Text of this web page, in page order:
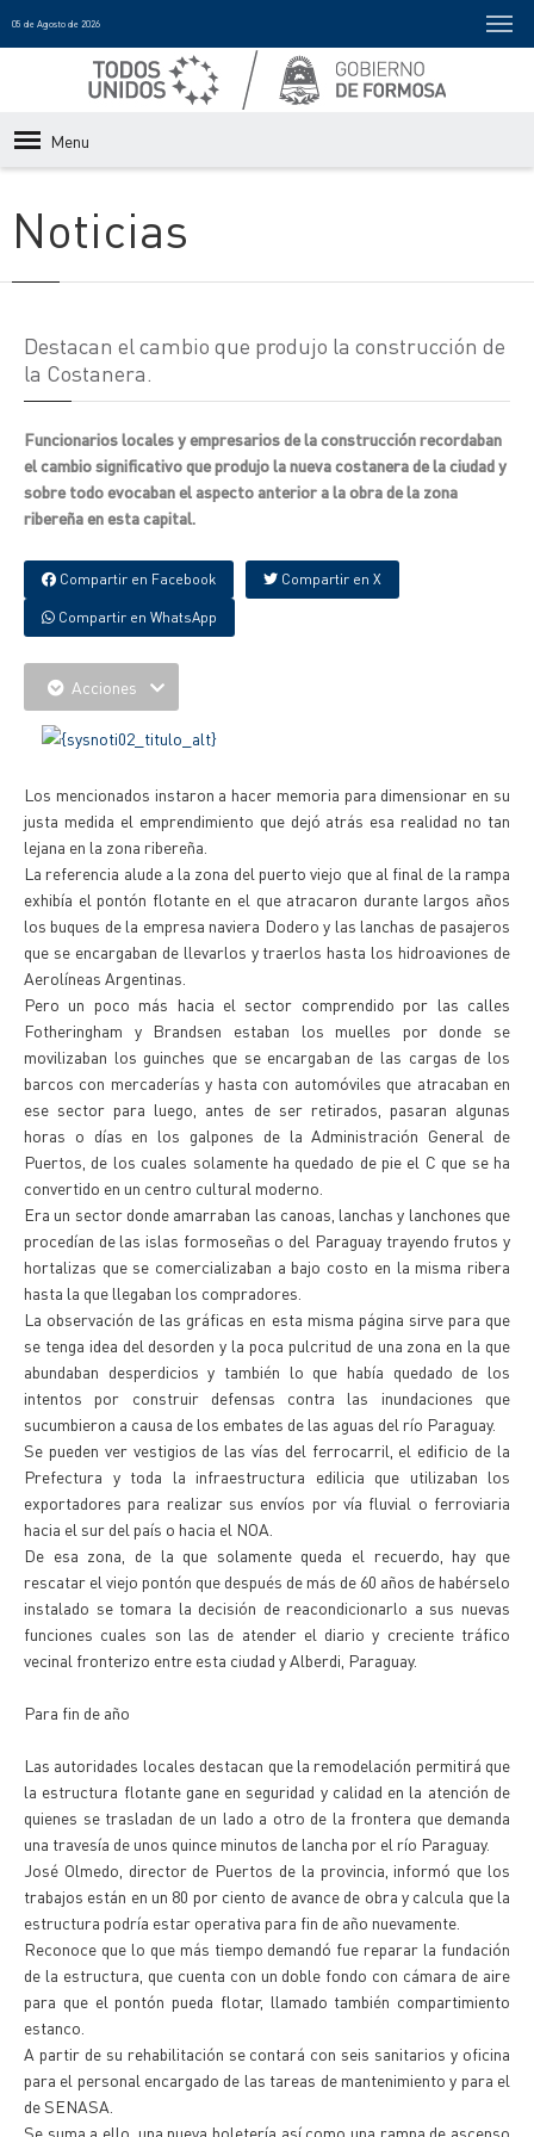
05 de Agosto de 2026
Menu
Noticias
Destacan el cambio que produjo la construcción de
la Costanera.
Funcionarios locales y empresarios de la construcción recordaban
el cambio significativo que produjo la nueva costanera de la ciudad y
sobre todo evocaban el aspecto anterior a la obra de la zona
ribereña en esta capital.
Compartir en Facebook Compartir en X
Compartir en WhatsApp
Acciones
Los mencionados instaron a hacer memoria para dimensionar en su
justa medida el emprendimiento que dejó atrás esa realidad no tan
lejana en la zona ribereña.
La referencia alude a la zona del puerto viejo que al final de la rampa
exhibía el pontón flotante en el que atracaron durante largos años
los buques de la empresa naviera Dodero y las lanchas de pasajeros
que se encargaban de llevarlos y traerlos hasta los hidroaviones de
Aerolíneas Argentinas.
Pero un poco más hacia el sector comprendido por las calles
Fotheringham y Brandsen estaban los muelles por donde se
movilizaban los guinches que se encargaban de las cargas de los
barcos con mercaderías y hasta con automóviles que atracaban en
ese sector para luego, antes de ser retirados, pasaran algunas
horas o días en los galpones de la Administración General de
Puertos, de los cuales solamente ha quedado de pie el C que se ha
convertido en un centro cultural moderno.
Era un sector donde amarraban las canoas, lanchas y lanchones que
procedían de las islas formoseñas o del Paraguay trayendo frutos y
hortalizas que se comercializaban a bajo costo en la misma ribera
hasta la que llegaban los compradores.
La observación de las gráficas en esta misma página sirve para que
se tenga idea del desorden y la poca pulcritud de una zona en la que
abundaban desperdicios y también lo que había quedado de los
intentos por construir defensas contra las inundaciones que
sucumbieron a causa de los embates de las aguas del río Paraguay.
Se pueden ver vestigios de las vías del ferrocarril, el edificio de la
Prefectura y toda la infraestructura edilicia que utilizaban los
exportadores para realizar sus envíos por vía fluvial o ferroviaria
hacia el sur del país o hacia el NOA.
De esa zona, de la que solamente queda el recuerdo, hay que
rescatar el viejo pontón que después de más de 60 años de habérselo
instalado se tomara la decisión de reacondicionarlo a sus nuevas
funciones cuales son las de atender el diario y creciente tráfico
vecinal fronterizo entre esta ciudad y Alberdi, Paraguay.
Para fin de año
Las autoridades locales destacan que la remodelación permitirá que
la estructura flotante gane en seguridad y calidad en la atención de
quienes se trasladan de un lado a otro de la frontera que demanda
una travesía de unos quince minutos de lancha por el río Paraguay.
José Olmedo, director de Puertos de la provincia, informó que los
trabajos están en un 80 por ciento de avance de obra y calcula que la
estructura podría estar operativa para fin de año nuevamente.
Reconoce que lo que más tiempo demandó fue reparar la fundación
de la estructura, que cuenta con un doble fondo con cámara de aire
para que el pontón pueda flotar, llamado también compartimiento
estanco.
A partir de su rehabilitación se contará con seis sanitarios y oficina
para el personal encargado de las tareas de mantenimiento y para el
de SENASA.
Se suma a ello, una nueva boletería así como una rampa de ascenso